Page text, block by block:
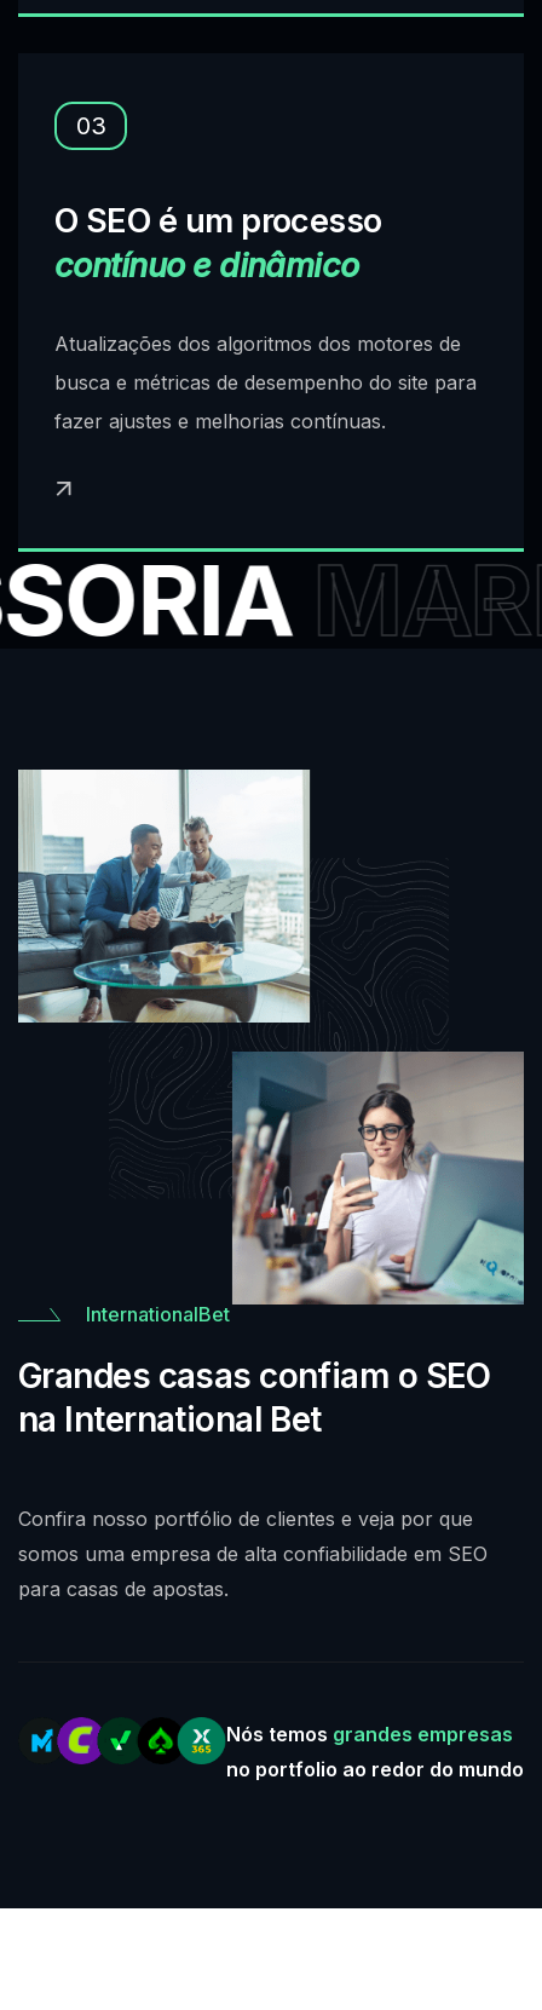
03
O SEO é um processo
contínuo e dinâmico
Atualizações dos algoritmos dos motores de
busca e métricas de desempenho do site para
fazer ajustes e melhorias contínuas.
InternationalBet
Grandes casas confiam o SEO
na International Bet
Confira nosso portfólio de clientes e veja por que
somos uma empresa de alta confiabilidade em SEO
para casas de apostas.
Nós temos grandes empresas
no portfolio ao redor do mundo